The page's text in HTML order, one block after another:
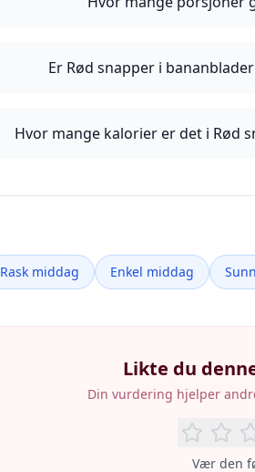
Er Rød snapper i
Hvor mange kalorier er det i Rød
Rask middag Enkel middag
Likte du
Din vurdering hjelper
Vær den